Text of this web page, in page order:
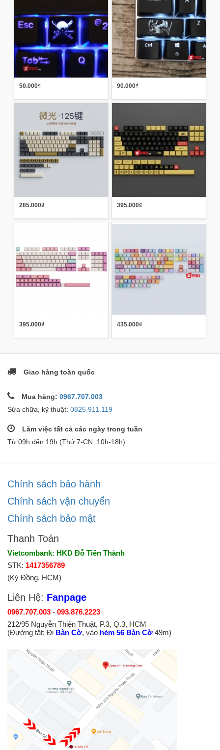
50.000₫ 90.000₫
285.000₫ 395.000₫
395.000₫ 435.000₫
Giao hàng toàn quốc
Mua hàng: 0967.707.003
Sửa chữa, kỹ thuật: 0825.911.119
Làm việc tất cả các ngày trong tuần
Từ 09h đến 19h (Thứ 7-CN: 10h-18h)
Chính sách bảo hành
Chính sách vận chuyển
Chính sách bảo mật
Thanh Toán
Vietcombank: HKD Đỗ Tiến Thành
STK: 1417356789
(Kỳ Đồng, HCM)
Liên Hệ: Fanpage
0967.707.003 - 093.876.2223
212/95 Nguyễn Thiện Thuật, P.3, Q.3, HCM
(Đường tắt: Đi Bàn Cờ, vào hẻm 56 Bàn Cờ 49m)